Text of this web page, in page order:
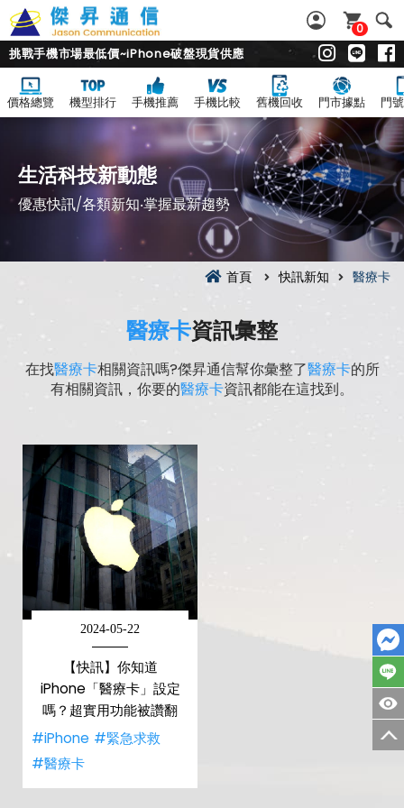
0
挑戰手機市場最低價~iPhone破盤現貨供應
價格總覽 機型排行 手機推薦 手機比較 舊機回收 門市據點 門
生活科技新動態
優惠快訊/各類新知‧掌握最新趨勢
首頁 快訊新知 醫療卡
醫療卡資訊彙整
在找醫療卡相關資訊嗎?傑昇通信幫你彙整了醫療卡的所
有相關資訊，你要的醫療卡資訊都能在這找到。
2024-05-22
【快訊】你知道
iPhone「醫療卡」設定
嗎？超實用功能被讚翻
#iPhone #緊急求救
#醫療卡